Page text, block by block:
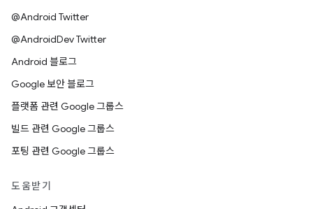
@Android Twitter
@AndroidDev Twitter
Android 블로그
Google 보안 블로그
플랫폼 관련 Google 그룹스
빌드 관련 Google 그룹스
포팅 관련 Google 그룹스
도움받기